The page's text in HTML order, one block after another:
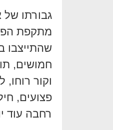
מתקפת
שהתייצבו
חמושים,
וקור
פצועים,
רחבה עוד